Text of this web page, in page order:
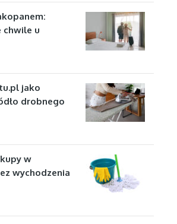
chwile u
jako
drobnego
w
wychodzenia